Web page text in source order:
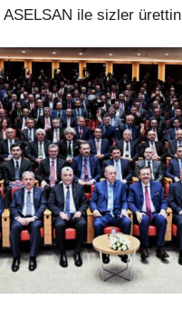
ASELSAN ile sizler